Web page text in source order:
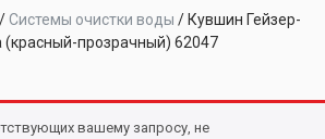
/Системы очистки воды / Кувшин Гейзер-
прозрачный) 62047
вашему запросу, не